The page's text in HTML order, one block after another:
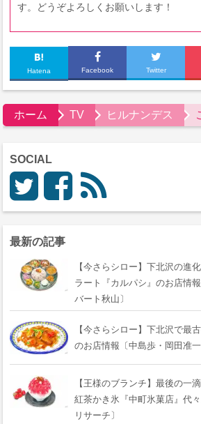
す。どうぞよろしくお願いします！
Hatena Facebook Twitter
ホーム TV ヒルナンデス
SOCIAL
最新の記事
【今さらシロー】下北沢の進
ラート『カルパシ』のお店情
バート秋山〕
【今さらシロー】下北沢で最
のお店情報〔中島歩・岡田准一
【王様のブランチ】最後の一
紅茶かき氷『中町氷菓店』代
リサーチ〕